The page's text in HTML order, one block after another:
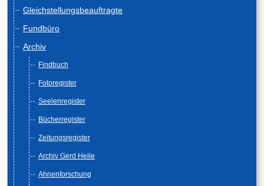
Gleichstellungsbeauftragte
Fundbüro
Archiv
Findbuch
Fotoregister
Seelenregister
Bücherregister
Zeitungsregister
Archiv Gerd Heile
Ahnenforschung